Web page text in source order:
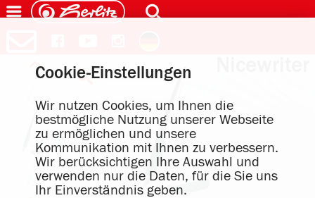
Dark Shale
Dark Shale
Cookie-Einstellungen
Wir nutzen Cookies, um Ihnen die
bestmögliche Nutzung unserer Webseite
zu ermöglichen und unsere
Kommunikation mit Ihnen zu verbessern.
Wir berücksichtigen Ihre Auswahl und
verwenden nur die Daten, für die Sie uns
Ihr Einverständnis geben.